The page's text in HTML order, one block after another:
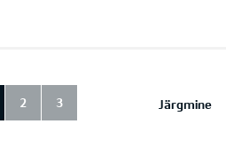
Järgmine
2 3